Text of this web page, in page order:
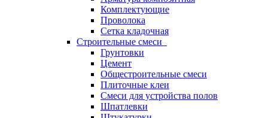
Комплектующие
Проволока
Сетка кладочная
Строительные смеси
Грунтовки
Цемент
Общестроительные смеси
Плиточные клеи
Смеси для устройства полов
Шпатлевки